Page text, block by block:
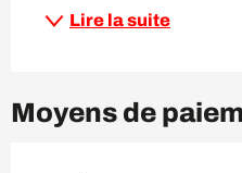
Lire la suite
Moyens de